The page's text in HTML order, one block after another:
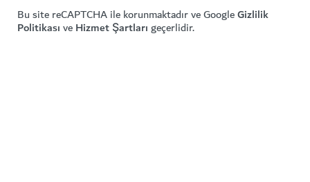
Bu site reCAPTCHA ile korunmaktadır ve GoogleGizlilik
PolitikasıveHizmet Şartlarıgeçerlidir.